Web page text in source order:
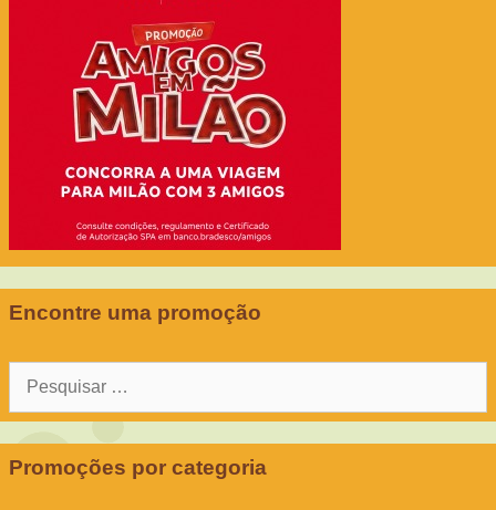
Encontre uma promoção
Pesquisar
Promoções por categoria